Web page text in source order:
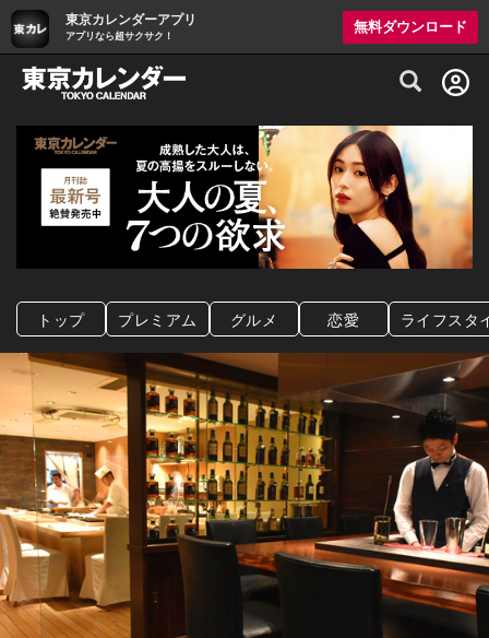
東京カレンダーアプリ
アプリなら超サクサク！
無料ダウンロード
グルメ情報・プレミアムレストラン予約
トップ プレミアム グルメ 恋愛 ライフスタ